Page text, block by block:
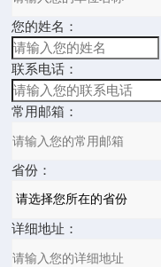
您的姓名：
联系电话：
常用邮箱：
省份：
详细地址：